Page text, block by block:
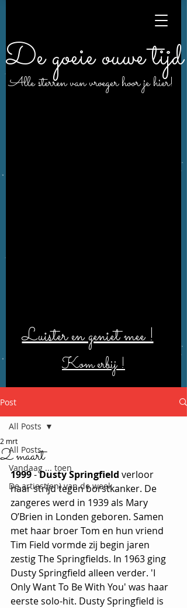
De goeie ouwe tijd
Alle sterren van vroeger hoor je hier!
Luister en geniet mee !
Kom erbij !
Post
All Posts
Vandaag ... toen
De artiest(en) van de week
All Posts
2 maart
2 mrt
1999 - Dusty Springfield verloor
haar strijd tegen borstkanker. De
zangeres werd in 1939 als Mary
O’Brien in Londen geboren. Samen
met haar broer Tom en hun vriend
Tim Field vormde zij begin jaren
zestig The Springfields. In 1963 ging
Dusty Springfield alleen verder. 'I
Only Want To Be With You' was haar
eerste solo-hit. Dusty Springfield is